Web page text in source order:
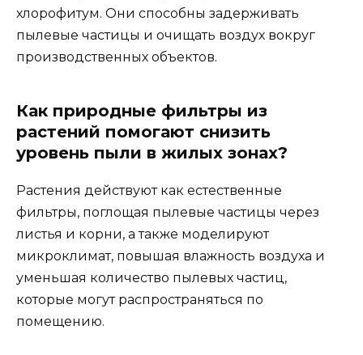
хлорофитум. Они способны задерживать
пылевые частицы и очищать воздух вокруг
производственных объектов.
Как природные фильтры из
растений помогают снизить
уровень пыли в жилых зонах?
Растения действуют как естественные
фильтры, поглощая пылевые частицы через
листья и корни, а также моделируют
микроклимат, повышая влажность воздуха и
уменьшая количество пылевых частиц,
которые могут распространяться по
помещению.